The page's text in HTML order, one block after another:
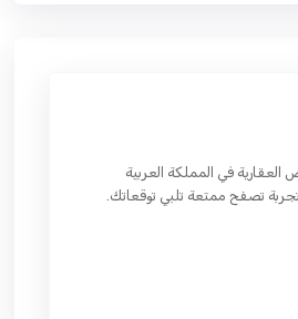
في المملكة العربية
تصفح ممتعة تلبي توقعاتك.